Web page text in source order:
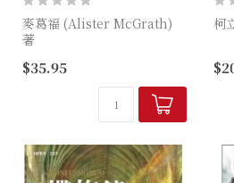
麥葛福 (Alister McGrath)
著
『重寫基督教文學大師不朽一
生，一槌定音的經典傳記！』
《我如何思考基督教》
（Mere Christian...
$35.95
柯
個